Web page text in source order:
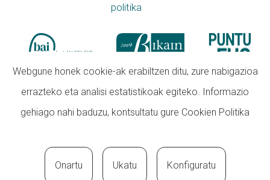
politika
Webgune honek cookie-ak erabiltzen ditu, zure nabigazioa
errazteko eta analisi estatistikoak egiteko. Informazio
gehiago nahi baduzu, kontsultatu gure Cookien Politika
Onartu Ukatu Konfiguratu